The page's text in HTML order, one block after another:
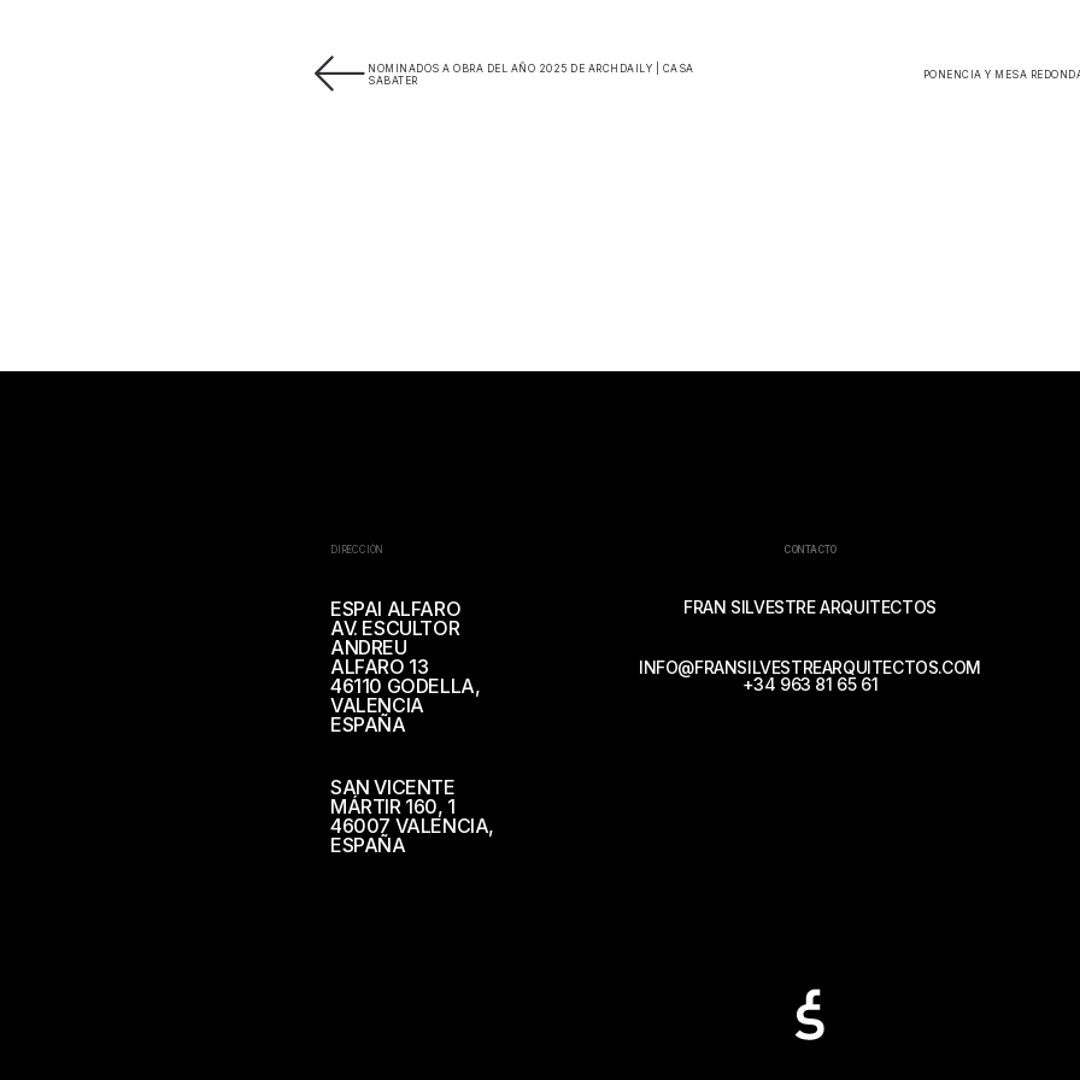
NOMINADOS A OBRA DEL AÑO 2025 DE ARCHDAILY | CASA
SABATER
PONENCIA Y MESA
DIRECCIÓN
ESPAI ALFARO
AV. ESCULTOR
ANDREU
ALFARO 13
46110 GODELLA,
VALENCIA
ESPAÑA
SAN VICENTE
MÁRTIR 160, 1
46007 VALENCIA,
ESPAÑA
CONTACTO
FRAN SILVESTRE ARQUITECTOS
INFO@FRANSILVESTREARQUITECTOS.COM
+34 963 81 65 61